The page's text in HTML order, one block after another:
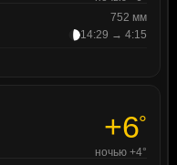
752 мм
14:29 → 4:15
+6°
ночью +4°